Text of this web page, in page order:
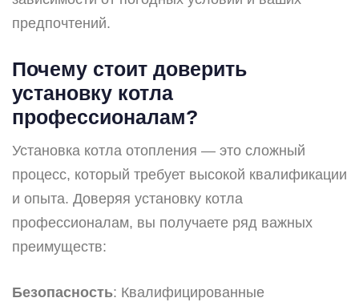
предпочтений.
Почему стоит доверить
установку котла
профессионалам?
Установка котла отопления — это сложный
процесс, который требует высокой квалификации
и опыта. Доверяя установку котла
профессионалам, вы получаете ряд важных
преимуществ:
Безопасность: Квалифицированные